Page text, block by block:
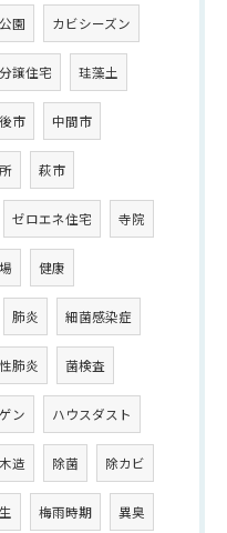
公園 カビシーズン
分譲住宅 珪藻土
市 中間市
萩市
ゼロエネ住宅 寺院
健康
肺炎 細菌感染症
肺炎 菌検査
ン ハウスダスト
木造 除菌 除カビ
梅雨時期 異臭